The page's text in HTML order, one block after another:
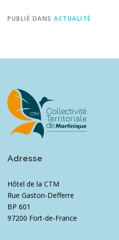
PUBLIÉ DANS ACTUALITÉ
Adresse
Hôtel de la CTM
Rue Gaston-Defferre
BP 601
97200 Fort-de-France